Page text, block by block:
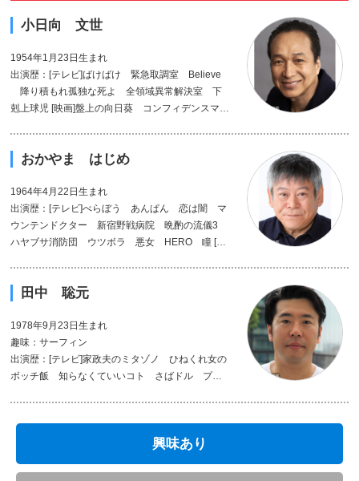
小日向 文世
1954年1月23日生まれ
出演歴：[テレビ]ばけばけ 緊急取調室 Believe
降り積もれ孤独な死よ 全領域異常解決室 下
剋上球児 [映画]盤上の向日葵 コンフィデンスマン
おかやま はじめ
1964年4月22日生まれ
出演歴：[テレビ]べらぼう あんぱん 恋は闇 マ
ウンテンドクター 新宿野戦病院 晩酌の流儀3
ハヤブサ消防団 ウツボラ 悪女 HERO 瞳 [映
屋公演
田中 聡元
1978年9月23日生まれ
趣味：サーフィン
出演歴：[テレビ]家政夫のミタゾノ ひねくれ女の
ボッチ飯 知らなくていいコト さばドル プロ
ス [WEBドラマ]シコふんじゃった! [DVD]シークレ
興味あり